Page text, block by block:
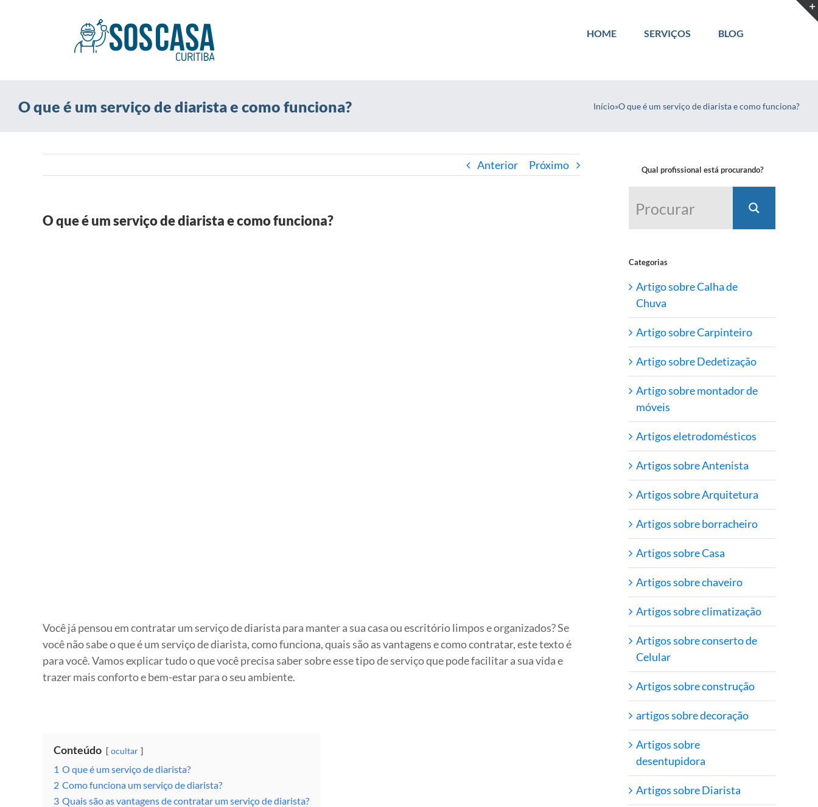
HOME SERVIÇOS BLOG
O que é um serviço de diarista e como funciona? Início»O que é um serviço de diarista e como funciona?
Anterior Próximo
O que é um serviço de diarista e como funciona?
Você já pensou em contratar um serviço de diarista para manter a sua casa ou escritório limpos e organizados? Se
você não sabe o que é um serviço de diarista, como funciona, quais são as vantagens e como contratar, este texto é
para você. Vamos explicar tudo o que você precisa saber sobre esse tipo de serviço que pode facilitar a sua vida e
trazer mais conforto e bem-estar para o seu ambiente.
Conteúdo ocultar
1 O que é um serviço de diarista?
2 Como funciona um serviço de diarista?
3 Quais são as vantagens de contratar um serviço de diarista?
Qual profissional está procurando?
Categorias
Artigo sobre Calha de
Chuva
Artigo sobre Carpinteiro
Artigo sobre Dedetização
Artigo sobre montador de
móveis
Artigos eletrodomésticos
Artigos sobre Antenista
Artigos sobre Arquitetura
Artigos sobre borracheiro
Artigos sobre Casa
Artigos sobre chaveiro
Artigos sobre climatização
Artigos sobre conserto de
Celular
Artigos sobre construção
artigos sobre decoração
Artigos sobre
desentupidora
Artigos sobre Diarista